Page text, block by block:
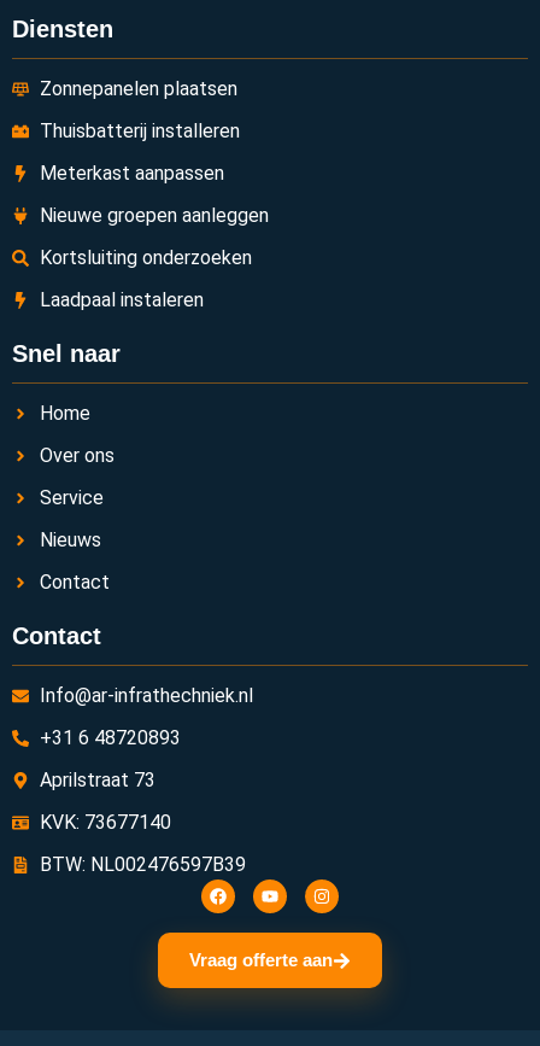
Diensten
Zonnepanelen plaatsen
Thuisbatterij installeren
Meterkast aanpassen
Nieuwe groepen aanleggen
Kortsluiting onderzoeken
Laadpaal instaleren
Snel naar
Home
Over ons
Service
Nieuws
Contact
Contact
Info@ar-infrathechniek.nl
+31 6 48720893
Aprilstraat 73
KVK: 73677140
BTW: NL002476597B39
Vraag offerte aan